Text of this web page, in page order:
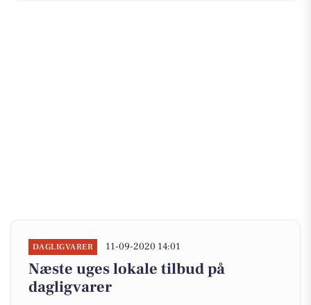
DAGLIGVARER 11-09-2020 14:01
Næste uges lokale tilbud på
dagligvarer